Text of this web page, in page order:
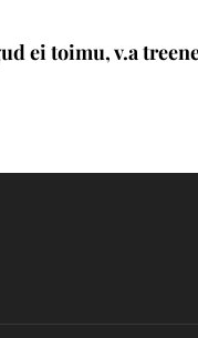
ei toimu, v.a